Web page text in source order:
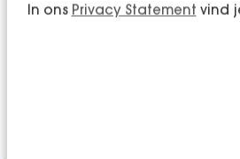
In ons Privacy Statement vind
06 - 117 094 10